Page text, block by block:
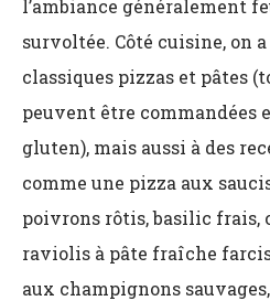
l’ambiance généralement
survoltée. Côté cuisine, on
classiques pizzas et pâtes
peuvent être commandées
gluten), mais aussi à des
comme une pizza aux
poivrons rôtis, basilic frais,
raviolis à pâte fraîche
aux champignons